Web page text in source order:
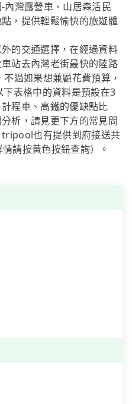
內灣露營車、山居森活民
，提供輕鬆愉快的旅遊體
的交通選擇，在經過資料
站去內灣老街最快的陸路
過如果想兼顧花費預算，
表格中的資料是預設在3
程車、高鐵的優缺點比
析，請見更下方的常見問
也有提供到府接送共
請按黃色按鈕查詢）。